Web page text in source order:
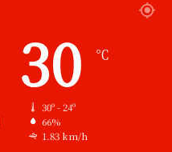
30 ℃
30º - 24º
66%
1.83 km/h